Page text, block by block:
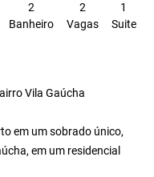
2
Banheiro
2
Vagas
1
Suite
Vila Gaúcha
em um sobrado único,
em um residencial